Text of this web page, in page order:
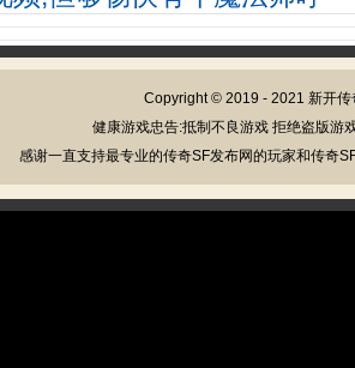
Copyright © 2019 - 2021 新开传
健康游戏忠告:抵制不良游戏 拒绝盗版游
感谢一直支持最专业的传奇SF发布网的玩家和传奇